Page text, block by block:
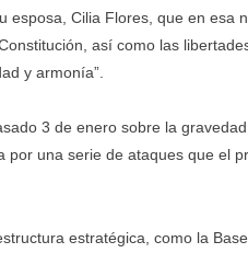
esposa, Cilia Flores, que en esa
así como las
y armonía”.
3 de enero sobre la
por una serie de ataques que el
estratégica, como la